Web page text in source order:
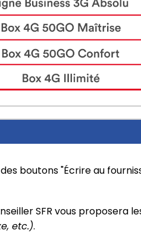
des boutons "Écrire au
SFR vous proposera
etc.).